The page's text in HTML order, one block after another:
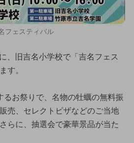
フェスティバル
、旧吉名小学校で「吉名フェス
す。
るお祭りで、名物の牡蠣の無料振
売、セレクトピザなどのご当地
らに、抽選会で豪華景品が当た